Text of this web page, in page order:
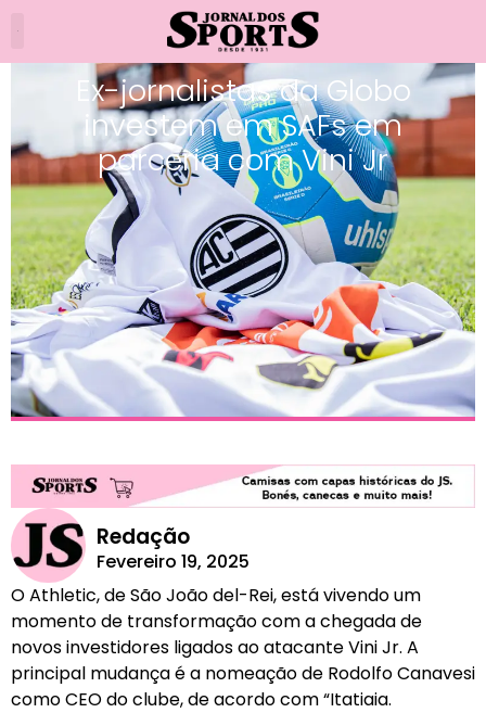
Ex-jornalistas da Globo
investem em SAFs em
parceria com Vini Jr
Redação
Fevereiro 19, 2025
O Athletic, de São João del-Rei, está vivendo um
momento de transformação com a chegada de
novos investidores ligados ao atacante Vini Jr. A
principal mudança é a nomeação de Rodolfo Canavesi
como CEO do clube, de acordo com “Itatiaia.